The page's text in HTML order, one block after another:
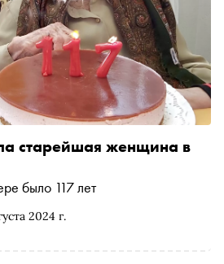
2024 г.
старейшая женщина в
было 117 лет